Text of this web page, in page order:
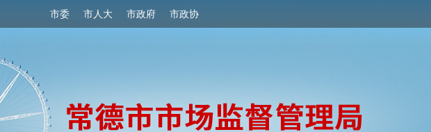
市委 市人大 市政府 市政协